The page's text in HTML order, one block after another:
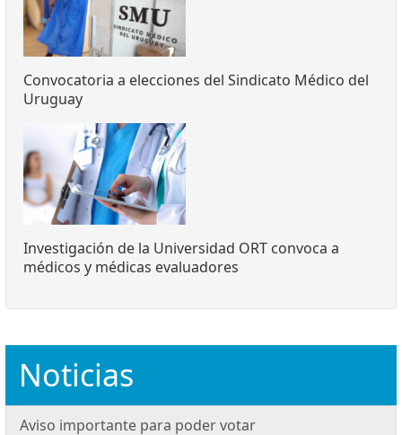
Convocatoria a elecciones del Sindicato Médico del
Uruguay
Investigación de la Universidad ORT convoca a
médicos y médicas evaluadores
Noticias
Aviso importante para poder votar